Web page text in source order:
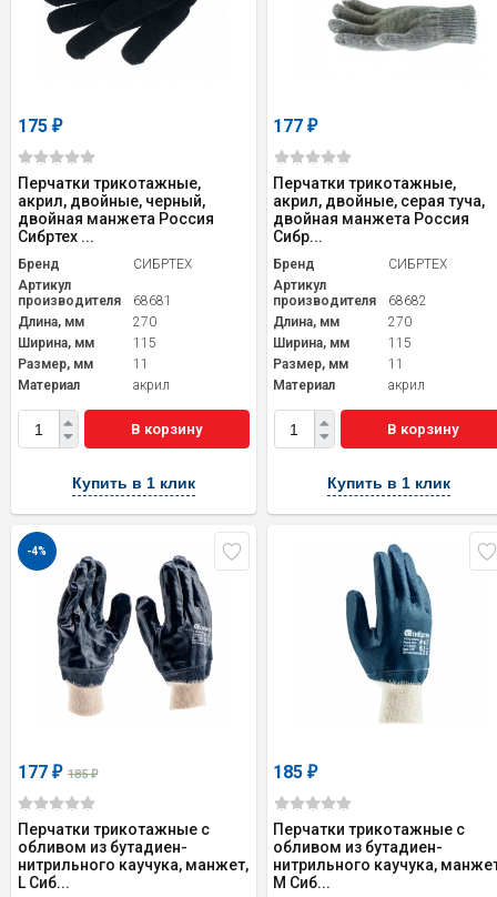
175 ₽
Перчатки трикотажные,
акрил, двойные, черный,
двойная манжета Россия
Сибртех ...
Бренд
СИБРТЕХ
Артикул
производителя
68681
Длина, мм
270
Ширина, мм
115
Размер, мм
11
Материал
акрил
В корзину
Купить в 1 клик
177₽
Перчатки трикотажные,
акрил, двойные, серая туча,
двойная манжета Россия
Сибр...
Бренд
СИБРТЕХ
Артикул
производителя
68682
Длина, мм
270
Ширина, мм
115
Размер, мм
11
Материал
акрил
В корзину
Купить в 1 клик
-4%
177 ₽ 185₽
Перчатки трикотажные с
обливом из бутадиен-
нитрильного каучука, манжет,
L Сиб...
185₽
Перчатки трикотажные с
обливом из бутадиен-
нитрильного каучука,
M Сиб...